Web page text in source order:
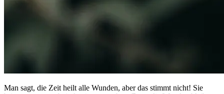
Man sagt, die Zeit heilt alle Wunden, aber das stimmt nicht! Sie